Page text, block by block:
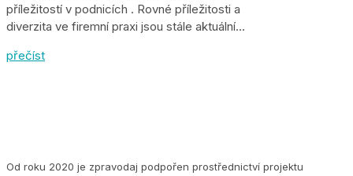
příležitostí v podnicích . Rovné příležitosti a
diverzita ve firemní praxi jsou stále aktuální...
přečíst
Od roku 2020 je zpravodaj podpořen prostřednictví projektu